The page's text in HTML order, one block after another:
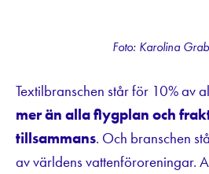
Foto: Karolina
Textilbranschen står för 10% av
mer än alla flygplan och
tillsammans. Och branschen
av världens vattenföroreningar.